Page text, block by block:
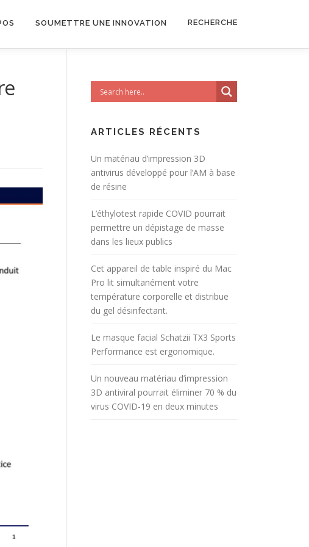
SOUMETTRE UNE INNOVATION RECHERCHE
ARTICLES RÉCENTS
Un matériau d’impression 3D
antivirus développé pour l’AM à base
de résine
L’éthylotest rapide COVID pourrait
permettre un dépistage de masse
dans les lieux publics
Cet appareil de table inspiré du Mac
Pro lit simultanément votre
température corporelle et distribue
du gel désinfectant.
Le masque facial Schatzii TX3 Sports
Performance est ergonomique.
Un nouveau matériau d’impression
3D antiviral pourrait éliminer 70 % du
virus COVID-19 en deux minutes